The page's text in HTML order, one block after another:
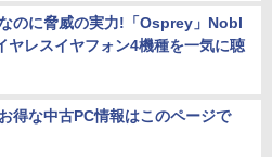
のに脅威の実力!「Osprey」Nobl
ヤレスイヤフォン4機種を一気に聴
得な中古PC情報はこのページで